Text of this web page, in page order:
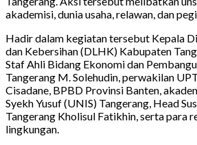
akademisi, dunia usaha, relawan, dan
Hadir dalam kegiatan tersebut Kepala
dan Kebersihan (DLHK) Kabupaten
Staf Ahli Bidang Ekonomi dan
Tangerang M. Solehudin, perwakilan
Cisadane, BPBD Provinsi Banten,
Syekh Yusuf (UNIS) Tangerang, Head
Tangerang Kholisul Fatikhin, serta para
lingkungan.